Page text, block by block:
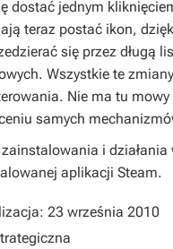
dostać jednym
teraz postać ikon,
się przez długą
Wszystkie te
Nie ma tu mowy
samych
i działania
aplikacji Steam.
23 września 2010